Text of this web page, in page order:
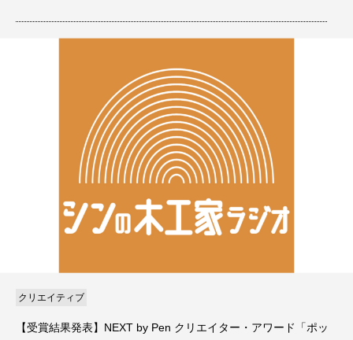
クリエイティブ
【受賞結果発表】NEXT by Pen クリエイター・アワード「ポッ